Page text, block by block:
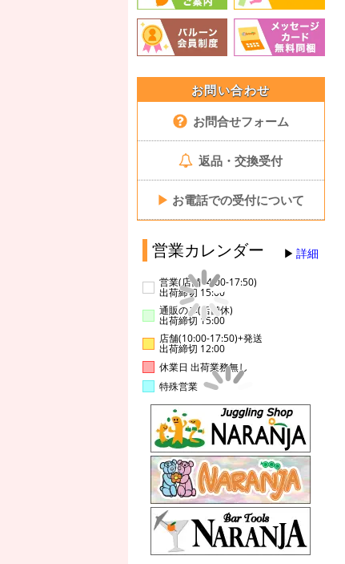
お問い合わせ
お問合せフォーム
返品・交換受付
▶ お電話での受付について
営業カレンダー 詳細
営業(店舗14:00-17:50)
出荷締切 15:00
通販のみ(店舗休)
出荷締切 15:00
店舗(10:00-17:50)+発送
出荷締切 12:00
休業日 出荷業務無し
特殊営業